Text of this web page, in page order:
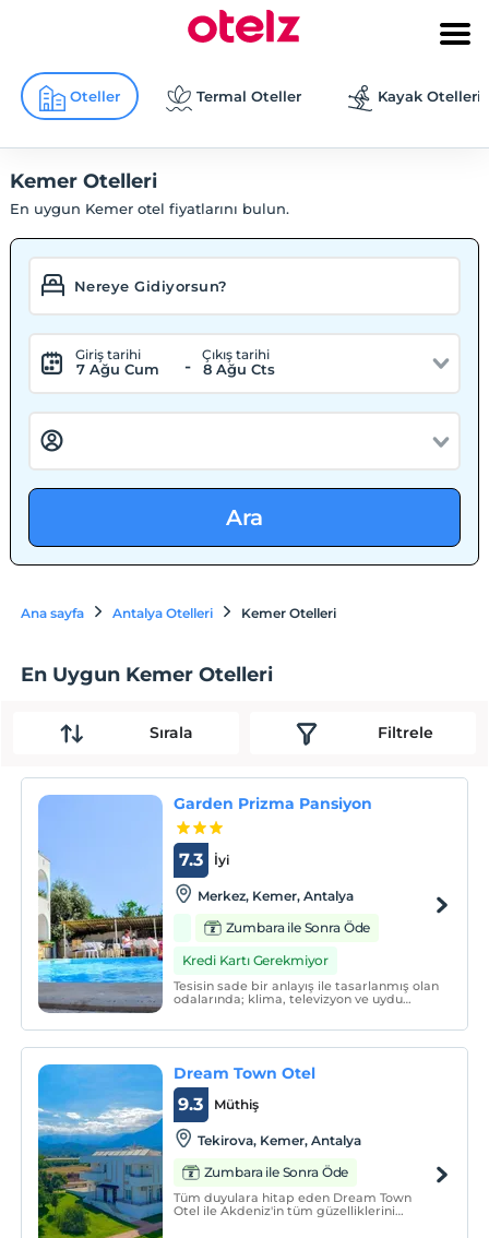
Oteller Termal Oteller Kayak Otelleri
Kemer Otelleri
En uygun Kemer otel fiyatlarını bulun.
Giriş tarihi
7 Ağu Cum -
Çıkış tarihi
8 Ağu Cts
Ara
Ana sayfa Antalya Otelleri Kemer Otelleri
En Uygun Kemer Otelleri
Sırala Filtrele
Garden Prizma Pansiyon
İyi
7.3
Merkez, Kemer, Antalya
Zumbara ile Sonra Öde
Kredi Kartı Gerekmiyor
Tesisin sade bir anlayış ile tasarlanmış olan
odalarında; klima, televizyon ve uydu
Dream Town Otel
Müthiş
9.3
Tekirova, Kemer, Antalya
Zumbara ile Sonra Öde
Tüm duyulara hitap eden Dream Town
Otel ile Akdeniz'in tüm güzelliklerini